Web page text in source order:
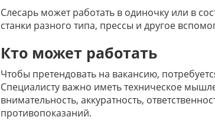
Слесарь может работать в одиночку или в
станки разного типа, прессы и другое
Кто может работать
Чтобы претендовать на вакансию,
Специалисту важно иметь техническое
внимательность, аккуратность,
противопоказаний.